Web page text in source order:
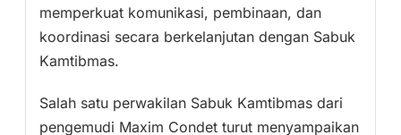
memperkuat komunikasi, pembinaan, dan
koordinasi secara berkelanjutan dengan Sabuk
Kamtibmas.
Salah satu perwakilan Sabuk Kamtibmas dari
pengemudi Maxim Condet turut menyampaikan